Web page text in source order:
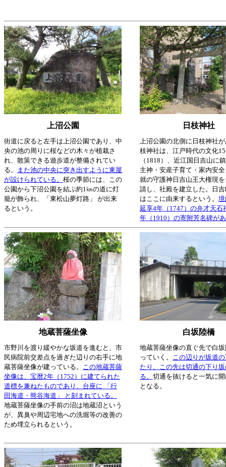
上沼公園 日枝神社
街道に戻ると左手は上沼公園であり、中
央の池の周りに桜などの木々が植栽さ
れ、散策できる遊歩道が整備されてい
る。
また池の中央に突き出すように東屋
が設けられている。 桜の季節には、この
公園から下沼公園を結ぶ約1㎞の道に灯
籠が飾られ、「東松山夢灯路」 が出来
るという。
上沼公園の北側に日枝神社
枝神社は、江戸時代の文化
（1818）、近江国日吉山に
主神・安産子育て・家内安
就の守護神日吉山王大権現
請し、社殿を建立した。日
はここに由来するという。
延享4年（1747）の弁才天石
年（1910）の寄附芳名碑が
地蔵菩薩坐像 白坂陸橋
市野川を渡り緩やかな坂道を進むと、市
民病院前交差点を過ぎた辺りの右手に地
蔵菩薩坐像が建っている。 この地蔵菩薩
坐像は、宝暦2年（1752）に建てられた
道標を兼ねたものであり、台座に 「行
田海道・熊谷海道」 と刻まれている。
地蔵菩薩坐像の手前の沼は地蔵沼という
が、異臭や周辺宅地への洗堀等の改善の
ため埋立られるという。
地蔵菩薩坐像の直ぐ先で白
っていく。 この辺りが坂道
たり、この先は切通の下り
る。 切通を抜けると一気に
となる。